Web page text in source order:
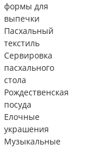
формы для
выпечки
Пасхальный
текстиль
Сервировка
пасхального
стола
Рождественская
посуда
Елочные
украшения
Музыкальные